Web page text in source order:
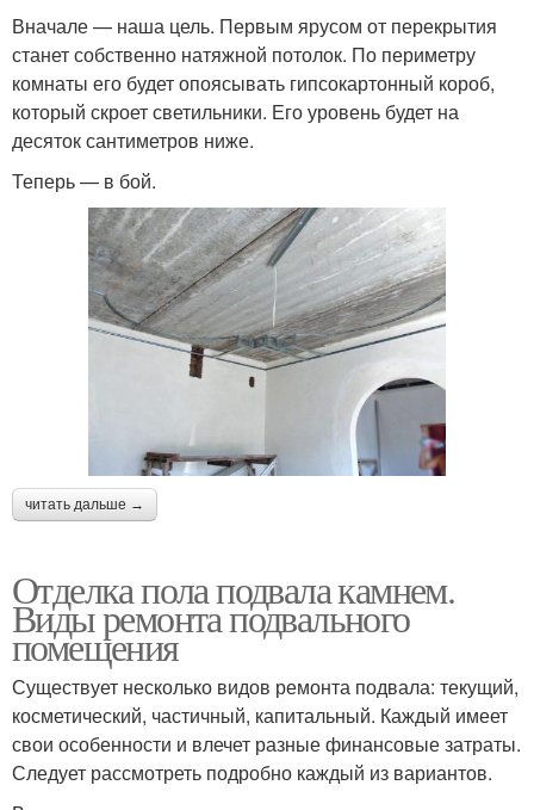
Вначале — наша цель. Первым ярусом от перекрытия
станет собственно натяжной потолок. По периметру
комнаты его будет опоясывать гипсокартонный короб,
который скроет светильники. Его уровень будет на
десяток сантиметров ниже.
Теперь — в бой.
читать дальше →
Отделка пола подвала камнем.
Виды ремонта подвального
помещения
Существует несколько видов ремонта подвала: текущий,
косметический, частичный, капитальный. Каждый имеет
свои особенности и влечет разные финансовые затраты.
Следует рассмотреть подробно каждый из вариантов.